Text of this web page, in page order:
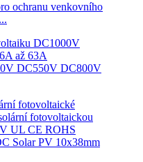
ochranu venkovního
DC550V DC800V
Solar PV 10x38mm